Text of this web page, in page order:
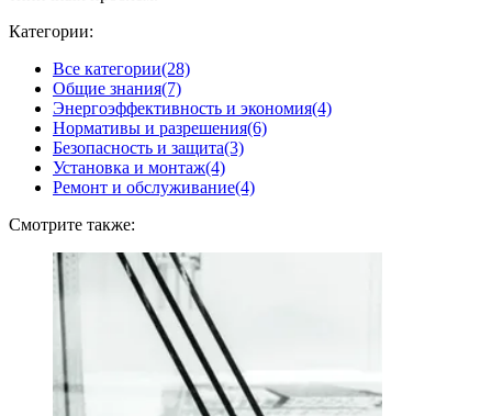
Категории:
Все категории(28)
Общие знания(7)
Энергоэффективность и экономия(4)
Нормативы и разрешения(6)
Безопасность и защита(3)
Установка и монтаж(4)
Ремонт и обслуживание(4)
Смотрите также: